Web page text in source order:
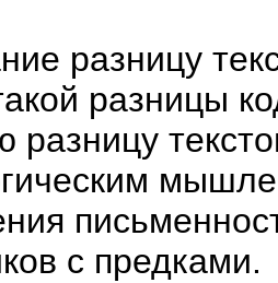
разницу
разницы
разницу
с предками.